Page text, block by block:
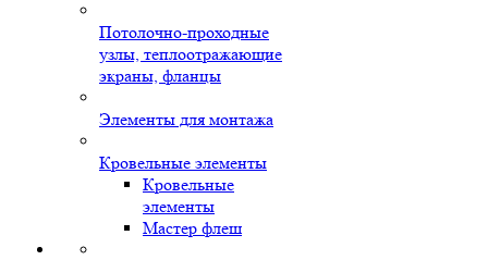
Потолочно-проходные
узлы, теплоотражающие
экраны, фланцы
Элементы для монтажа
Кровельные элементы
Кровельные
элементы
Мастер флеш